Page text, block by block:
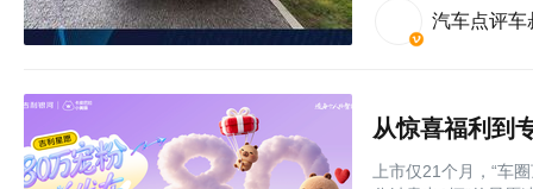
汽车点评车
上市仅21个月，“车